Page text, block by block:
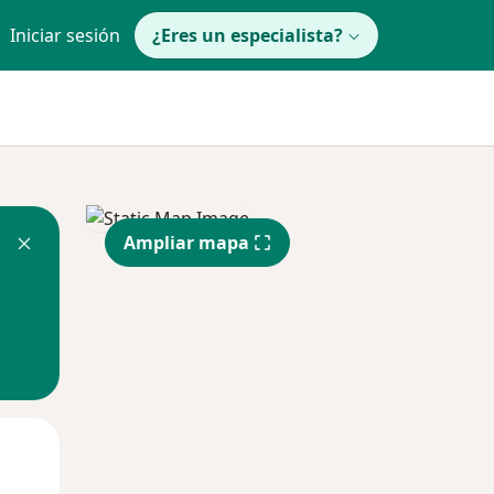
Iniciar sesión ¿Eres un especialista?
Ampliar mapa